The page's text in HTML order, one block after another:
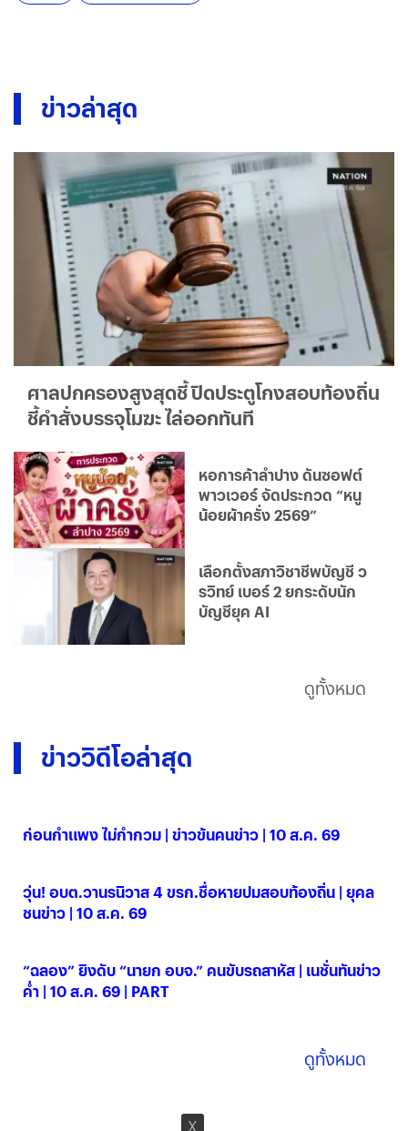
ข่าวล่าสุด
ศาลปกครองสูงสุดชี้ ปิดประตูโกงสอบท้องถิ่น
ชี้คำสั่งบรรจุโมฆะ ไล่ออกทันที
หอการค้าลำปาง ดันซอฟต์
พาวเวอร์ จัดประกวด “หนู
น้อยผ้าครั่ง 2569”
เลือกตั้งสภาวิชาชีพบัญชี ว
รวิทย์ เบอร์ 2 ยกระดับนัก
บัญชียุค AI
ดูทั้งหมด
ข่าววิดีโอล่าสุด
ก่อนกำแพง ไม่กำกวม | ข่าวข้นคนข่าว | 10 ส.ค. 69
วุ่น! อบต.วานรนิวาส 4 ขรก.ชื่อหายปมสอบท้องถิ่น | ยุคล
ชนข่าว | 10 ส.ค. 69
“ฉลอง” ยิงดับ “นายก อบจ.” คนขับรถสาหัส | เนชั่นทันข่าว
ค่ำ | 10 ส.ค. 69 | PART
ดูทั้งหมด